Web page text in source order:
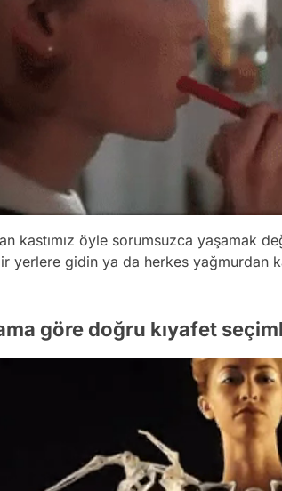
kastımız öyle sorumsuzca yaşamak
yerlere gidin ya da herkes yağmurdan
göre doğru kıyafet